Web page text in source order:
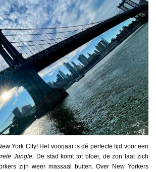
York City! Het voorjaar is dé perfecte tijd voor een
Jungle. De stad komt tot bloei, de zon laat zich
zijn weer massaal buiten. Over New Yorkers